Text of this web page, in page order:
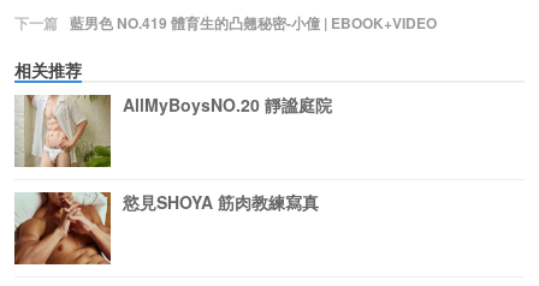
下一篇 藍男色 NO.419 體育生的凸翹秘密-小僮 | EBOOK+VIDEO
相关推荐
AllMyBoysNO.20 靜謐庭院
慾見SHOYA 筋肉教練寫真